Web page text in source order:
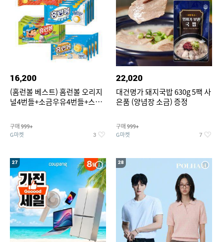
16,200
(홈런볼 베스트) 홈런볼 오리지
널4번들+소금우유4번들+스윗
콘맛4번들
구매 999+
G마켓 3
22,020
대건명가 돼지국밥 630g 5팩 사
은품 (양념장 소금) 증정
구매 999+
G마켓 7
27 28